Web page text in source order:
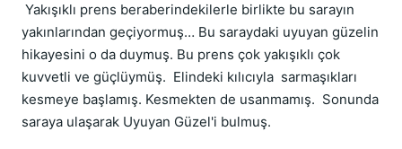
Yakışıklı prens beraberindekilerle birlikte bu sarayın
yakınlarından geçiyormuş… Bu saraydaki uyuyan güzelin
hikayesini o da duymuş. Bu prens çok yakışıklı çok
kuvvetli ve güçlüymüş. Elindeki kılıcıyla sarmaşıkları
kesmeye başlamış. Kesmekten de usanmamış. Sonunda
saraya ulaşarak Uyuyan Güzel'i bulmuş.